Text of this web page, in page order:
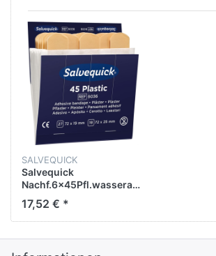
SALVEQUICK
Salvequick
Nachf.6x45Pfl.wasserabweisend
7310610060367
17,52 € *